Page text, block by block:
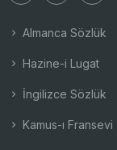
Almanca Sözlük
Hazine-i Lugat
İngilizce Sözlük
Kamus-ı Fransevi